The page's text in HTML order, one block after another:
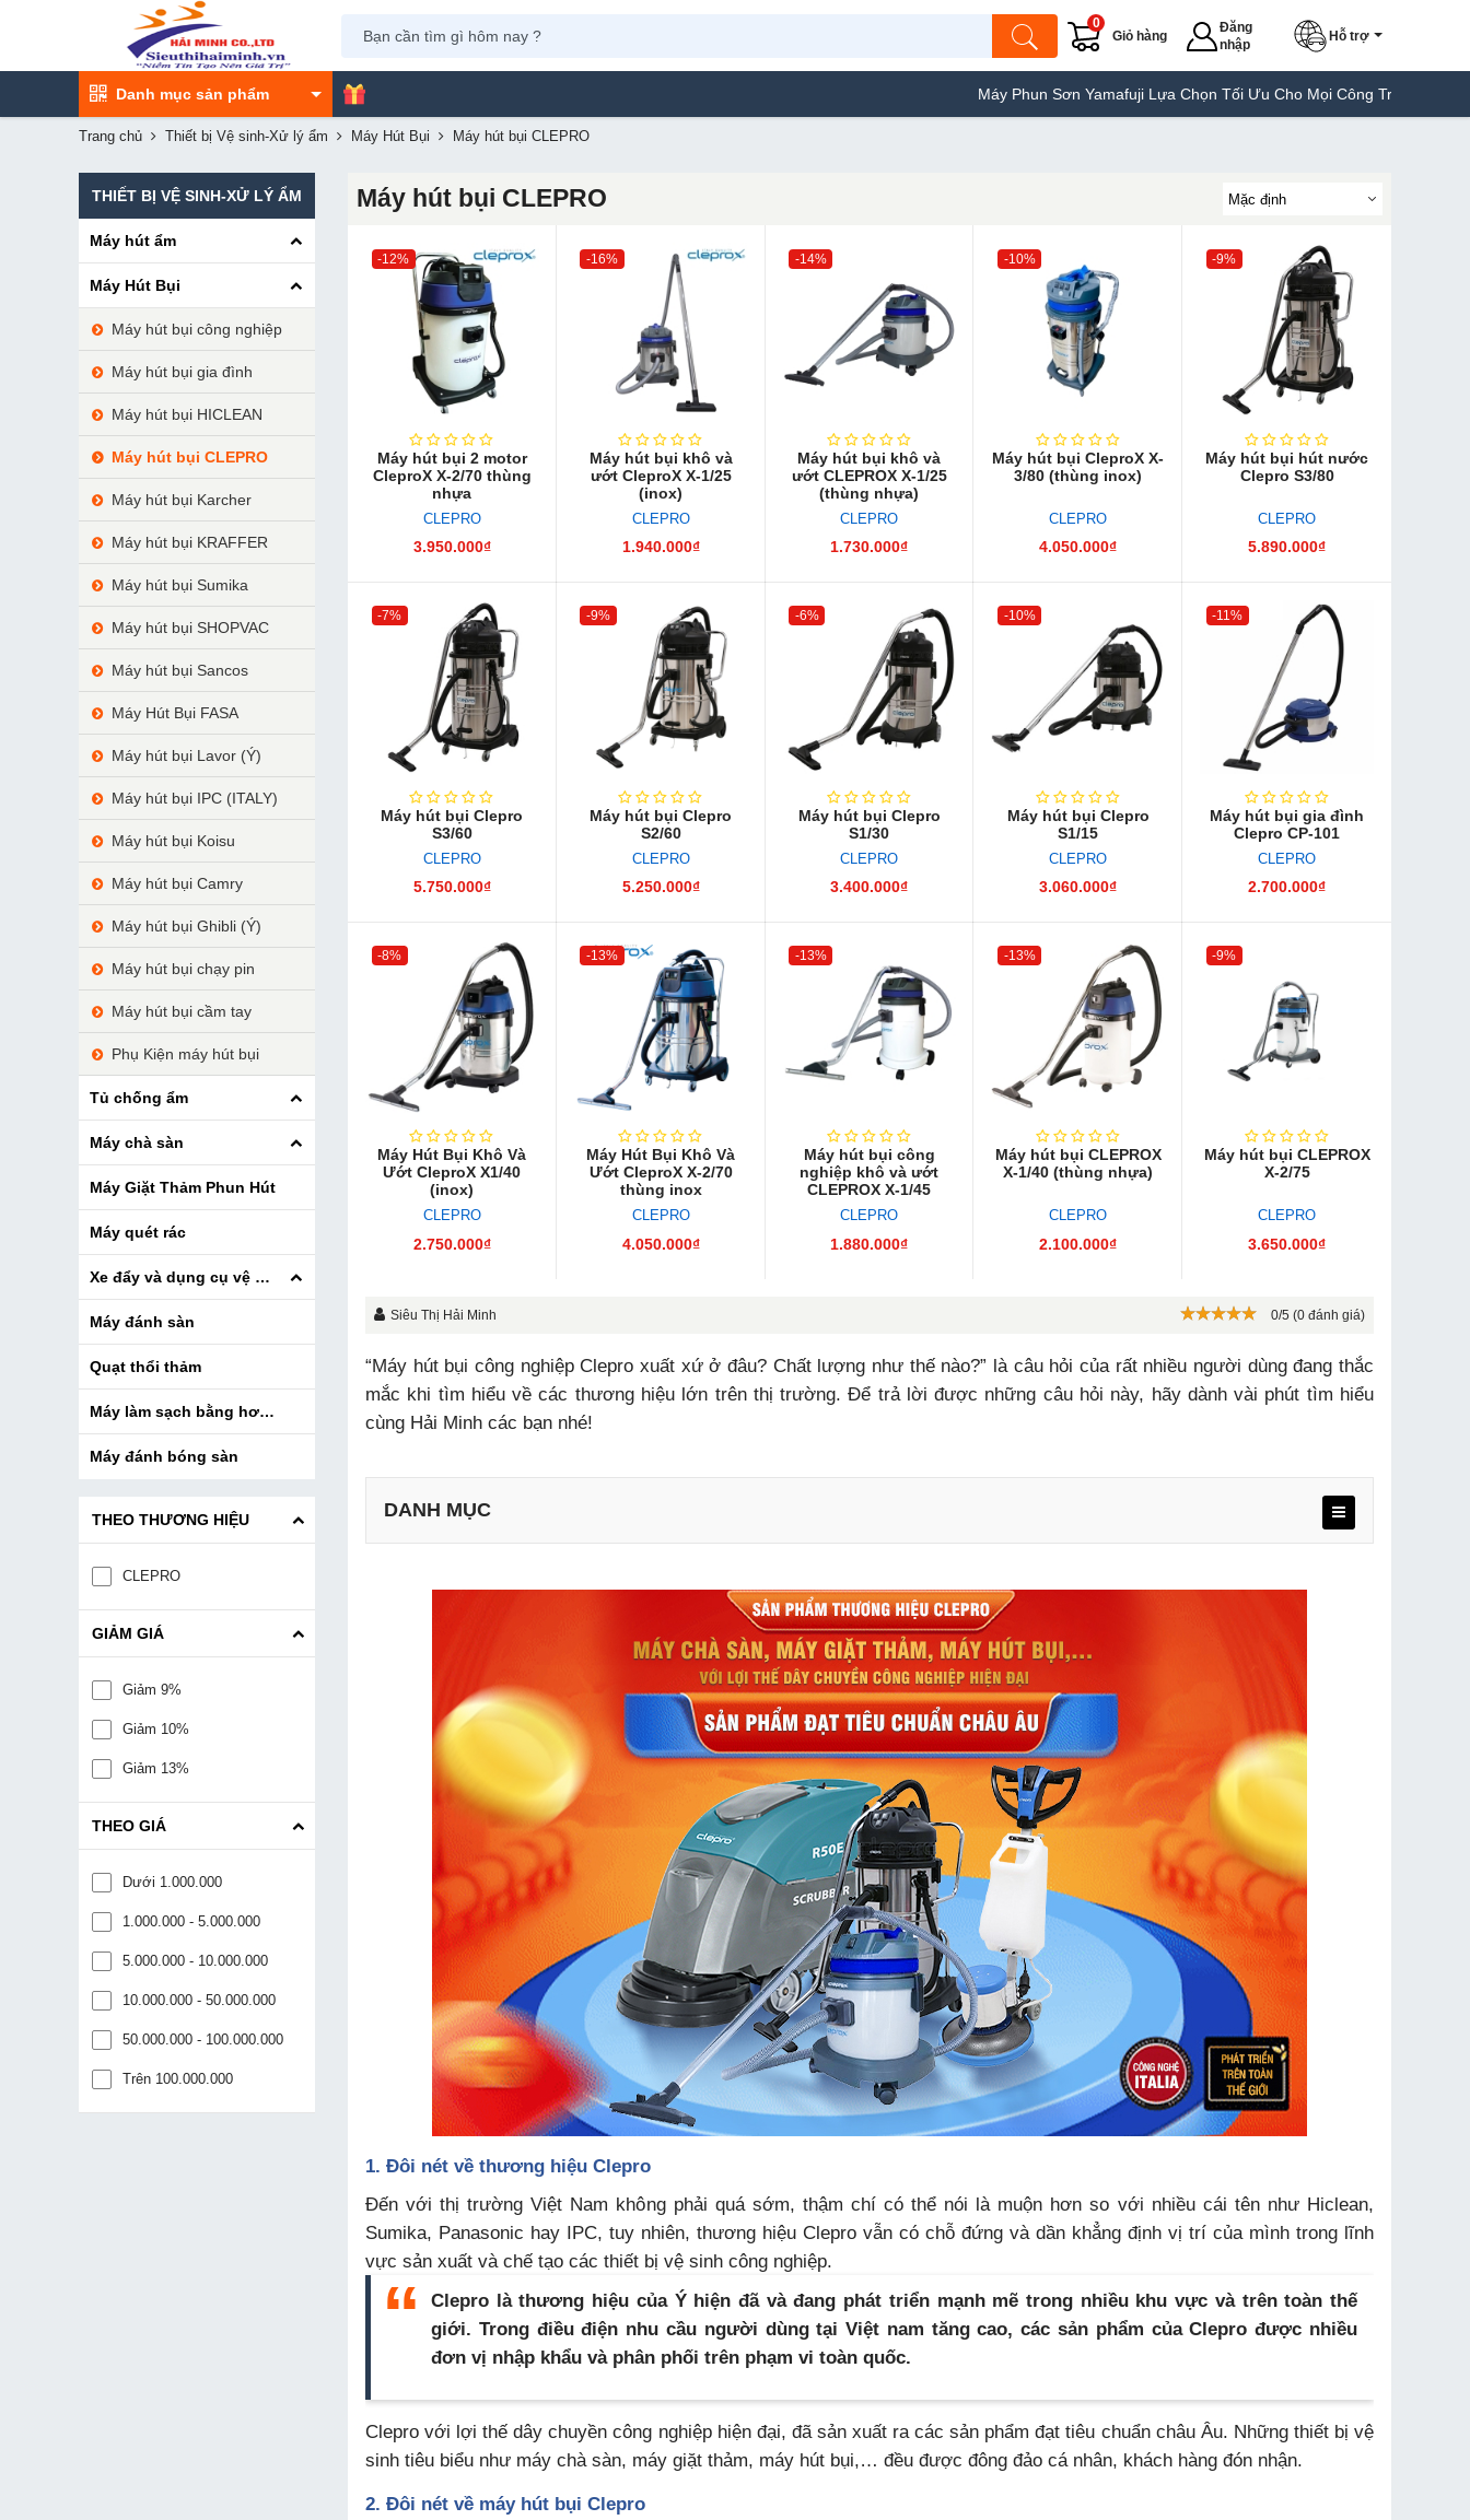
Giỏ hàng
0
Đăng
nhập
Hỗ trợ
Danh mục sản phẩm Máy Phun Sơn Yamafuji Lựa Chọn Tối Ưu Cho Mọi Công Trình Máy Hàn Túi
Trang chủ Thiết bị Vệ sinh-Xử lý ẩm Máy Hút Bụi Máy hút bụi CLEPRO
Máy hút bụi CLEPRO
-12%
Máy hút bụi 2 motor
CleproX X-2/70 thùng
nhựa
CLEPRO
3.950.000₫
-16%
Máy hút bụi khô và
ướt CleproX X-1/25
(inox)
CLEPRO
1.940.000₫
-14%
Máy hút bụi khô và
ướt CLEPROX X-1/25
(thùng nhựa)
CLEPRO
1.730.000₫
-10%
Máy hút bụi CleproX X-
3/80 (thùng inox)
CLEPRO
4.050.000₫
-9%
Máy hút bụi hút nước
Clepro S3/80
CLEPRO
5.890.000₫
-7%
Máy hút bụi Clepro
S3/60
CLEPRO
5.750.000₫
-9%
Máy hút bụi Clepro
S2/60
CLEPRO
5.250.000₫
-6%
Máy hút bụi Clepro
S1/30
CLEPRO
3.400.000₫
-10%
Máy hút bụi Clepro
S1/15
CLEPRO
3.060.000₫
-11%
Máy hút bụi gia đình
Clepro CP-101
CLEPRO
2.700.000₫
-8%
Máy Hút Bụi Khô Và
Ướt CleproX X1/40
(inox)
CLEPRO
2.750.000₫
-13%
Máy Hút Bụi Khô Và
Ướt CleproX X-2/70
thùng inox
CLEPRO
4.050.000₫
-13%
Máy hút bụi công
nghiệp khô và ướt
CLEPROX X-1/45
CLEPRO
1.880.000₫
-13%
Máy hút bụi CLEPROX
X-1/40 (thùng nhựa)
CLEPRO
2.100.000₫
-9%
Máy hút bụi CLEPROX
X-2/75
CLEPRO
3.650.000₫
Siêu Thị Hải Minh 0/5 (0 đánh giá)
“Máy hút bụi công nghiệp Clepro xuất xứ ở đâu? Chất lượng như thế nào?” là câu hỏi của rất nhiều người dùng đang thắc
mắc khi tìm hiểu về các thương hiệu lớn trên thị trường. Để trả lời được những câu hỏi này, hãy dành vài phút tìm hiểu
cùng Hải Minh các bạn nhé!
DANH MỤC
a. Thiết kế sang trọng, hiện đại
c. Động cơ công suất cao, hoạt động mạnh mẽ
1. Đôi nét về thương hiệu Clepro
Đến với thị trường Việt Nam không phải quá sớm, thậm chí có thể nói là muộn hơn so với nhiều cái tên như Hiclean,
Sumika, Panasonic hay IPC, tuy nhiên, thương hiệu Clepro vẫn có chỗ đứng và dần khẳng định vị trí của mình trong lĩnh
vực sản xuất và chế tạo các thiết bị vệ sinh công nghiệp.
Clepro là thương hiệu của Ý hiện đã và đang phát triển mạnh mẽ trong nhiều khu vực và trên toàn thế
giới. Trong điều điện nhu cầu người dùng tại Việt nam tăng cao, các sản phẩm của Clepro được nhiều
đơn vị nhập khẩu và phân phối trên phạm vi toàn quốc.
Clepro với lợi thế dây chuyền công nghiệp hiện đại, đã sản xuất ra các sản phẩm đạt tiêu chuẩn châu Âu. Những thiết bị vệ
sinh tiêu biểu như máy chà sàn, máy giặt thảm, máy hút bụi,… đều được đông đảo cá nhân, khách hàng đón nhận.
2. Đôi nét về máy hút bụi Clepro
THIẾT BỊ VỆ SINH-XỬ LÝ ẨM
Máy hút ẩm
Máy Hút Bụi
Máy hút bụi công nghiệp
Máy hút bụi gia đình
Máy hút bụi HICLEAN
Máy hút bụi CLEPRO
Máy hút bụi Karcher
Máy hút bụi KRAFFER
Máy hút bụi Sumika
Máy hút bụi SHOPVAC
Máy hút bụi Sancos
Máy Hút Bụi FASA
Máy hút bụi Lavor (Ý)
Máy hút bụi IPC (ITALY)
Máy hút bụi Koisu
Máy hút bụi Camry
Máy hút bụi Ghibli (Ý)
Máy hút bụi chạy pin
Máy hút bụi cầm tay
Phụ Kiện máy hút bụi
Tủ chống ẩm
Máy chà sàn
Máy Giặt Thảm Phun Hút
Máy quét rác
Xe đẩy và dụng cụ vệ sinh
Máy đánh sàn
Quạt thổi thảm
Máy làm sạch bằng hơi nước
Máy đánh bóng sàn
THEO THƯƠNG HIỆU
CLEPRO
GIẢM GIÁ
Giảm 9%
Giảm 10%
Giảm 13%
THEO GIÁ
Dưới 1.000.000
1.000.000 - 5.000.000
5.000.000 - 10.000.000
10.000.000 - 50.000.000
50.000.000 - 100.000.000
Trên 100.000.000